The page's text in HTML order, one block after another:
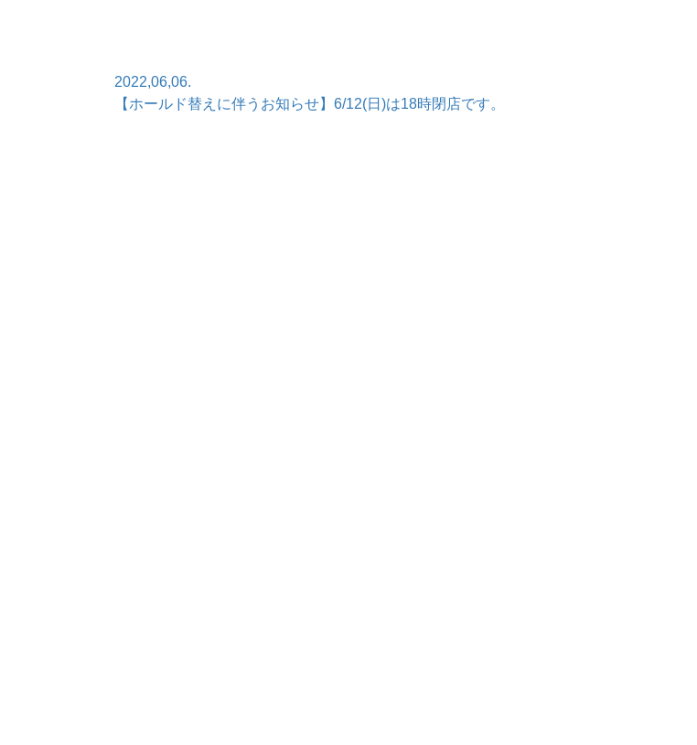
2022,06,06.
【ホールド替えに伴うお知らせ】6/12(日)は18時閉店です。